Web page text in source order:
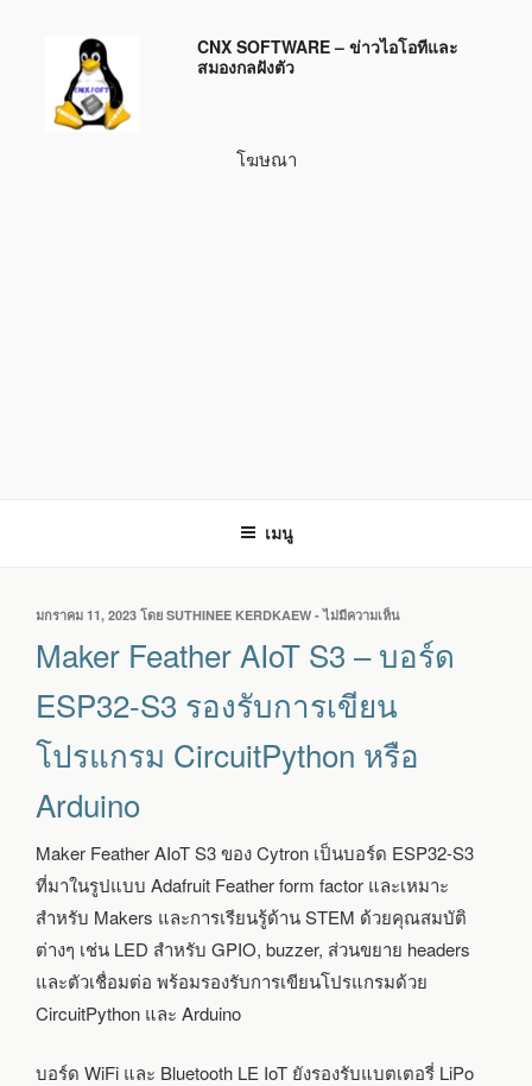
บทความ
CNX SOFTWARE – ข่าวไอโอทีและ
สมองกลฝังตัว
โฆษณา
เมนู
เขียน
ที่
มกราคม 11, 2023 โดย SUTHINEE KERDKAEW -ไม่มีความเห็น
MAKER
FEATHER
บอร์ด
ESP32-
เขียน
โปรแกรม
CIRCUITPYTHON
หรือ
ARDUINO
Maker Feather AIoT S3 – บอร์ด
ESP32-S3 รองรับการเขียน
โปรแกรม CircuitPython หรือ
Arduino
Maker Feather AIoT S3 ของ Cytron เป็นบอร์ด ESP32-S3
ที่มาในรูปแบบ Adafruit Feather form factor และเหมาะ
สำหรับ Makers และการเรียนรู้ด้าน STEM ด้วยคุณสมบัติ
ต่างๆ เช่น LED สำหรับ GPIO, buzzer, ส่วนขยาย headers
และตัวเชื่อมต่อ พร้อมรองรับการเขียนโปรแกรมด้วย
CircuitPython และ Arduino
บอร์ด WiFi และ Bluetooth LE IoT ยังรองรับแบตเตอรี่ LiPo